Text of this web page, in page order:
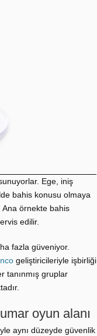
Ege, iniş
bahis konusu olmaya
örnekte bahis
edilir.
fazla güveniyor.
geliştiricileriyle işbirliği
tanınmış gruplar
oyun alanı
aynı düzeyde güvenlik